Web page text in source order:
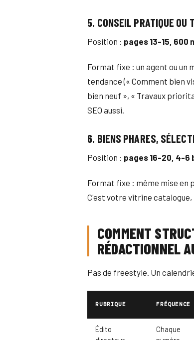
5. CONSEIL PRATIQUE OU
Position : pages 13-15, 600
Format fixe : un agent ou un
tendance (« Comment bien
bien neuf », « Travaux
SEO aussi.
6. BIENS PHARES,
Position : pages 16-20, 4-6
Format fixe : même mise en
C'est votre vitrine
COMMENT
RÉDACTIONNEL
Pas de freestyle. Un
RUBRIQUE FRÉQUENCE
Édito
Chaque